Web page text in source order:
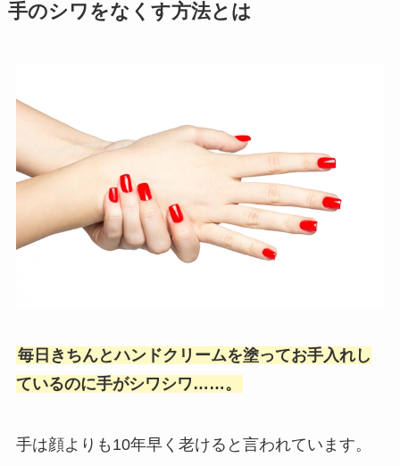
手のシワをなくす方法とは
毎日きちんとハンドクリームを塗ってお手入れし
ているのに手がシワシワ……。
手は顔よりも10年早く老けると言われています。